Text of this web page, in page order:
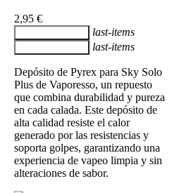
2,95 €
last-items
last-items
Depósito de Pyrex para Sky Solo
Plus de Vaporesso, un repuesto
que combina durabilidad y pureza
en cada calada. Este depósito de
alta calidad resiste el calor
generado por las resistencias y
soporta golpes, garantizando una
experiencia de vapeo limpia y sin
alteraciones de sabor.